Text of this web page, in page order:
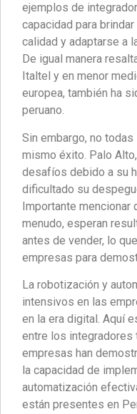
ejemplos de
capacidad para
calidad y adaptarse a
De igual manera
Italtel y en menor
europea, también ha
peruano.
Sin embargo, no
mismo éxito. Palo
desafíos debido a su
dificultado su
Importante mencionar
menudo, esperan
antes de vender, lo
empresas para
La robotización y
intensivos en las
en la era digital. Aquí
entre los integradores
empresas han
la capacidad de
automatización
están presentes en